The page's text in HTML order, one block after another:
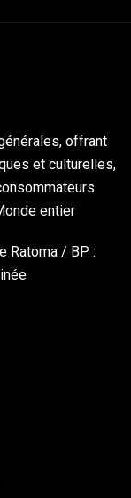
offrant
et culturelles,
entier
Ratoma / BP :